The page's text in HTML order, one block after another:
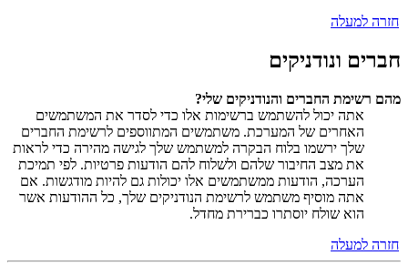
חזרה למעלה
חברים ונודניקים
מהם רשימת החברים והנודניקים שלי?
אתה יכול להשתמש ברשימות אלו כדי לסדר את המשתמשים
האחרים של המערכת. משתמשים המתווספים לרשימת החברים
שלך ירשמו בלוח הבקרה למשתמש שלך לגישה מהירה כדי לראות
את מצב החיבור שלהם ולשלוח להם הודעות פרטיות. לפי תמיכת
הערכה, הודעות ממשתמשים אלו יכולות גם להיות מודגשות. אם
אתה מוסיף משתמש לרשימת הנודניקים שלך, כל ההודעות אשר
הוא שולח יוסתרו כברירת מחדל.
חזרה למעלה